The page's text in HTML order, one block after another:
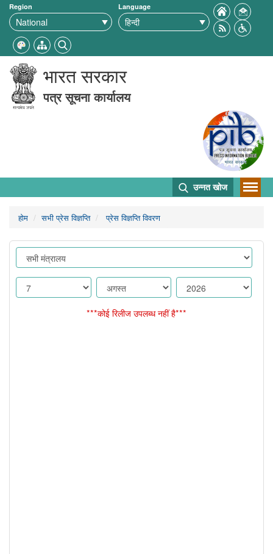
Region Language
भारत सरकार
पत्र सूचना कार्यालय
उन्नत खोज
होम सभी प्रेस विज्ञप्ति प्रेस विज्ञप्ति विवरण
***कोई रिलीज उपलब्ध नहीं है***